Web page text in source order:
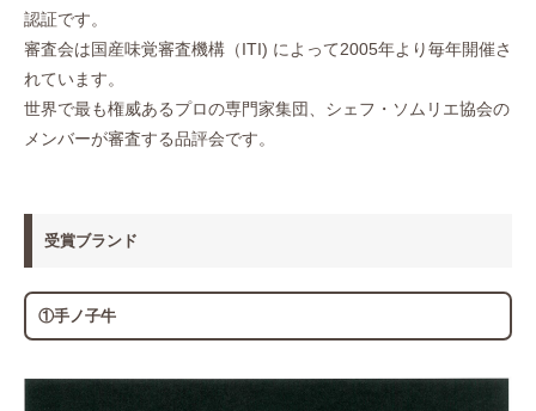
認証です。
審査会は国産味覚審査機構（ITI) によって2005年より毎年開催さ
れています。
世界で最も権威あるプロの専門家集団、シェフ・ソムリエ協会の
メンバーが審査する品評会です。
受賞ブランド
①手ノ子牛